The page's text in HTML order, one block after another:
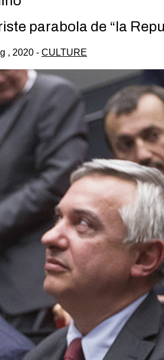
parabola de “la
, 2020 - CULTURE